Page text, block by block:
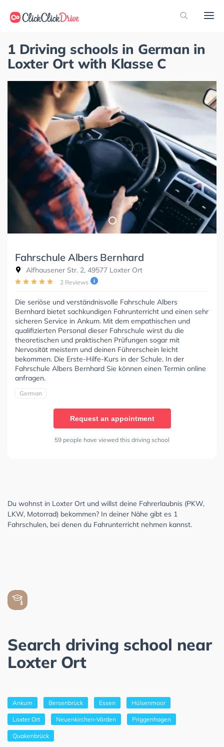
1 Driving schools in German in
Loxter Ort with Klasse C
Fahrschule Albers Bernhard
Alfhausener Str. 2, 49577 Loxter Ort
2 Reviews
Die seriöse und verständnisvolle Fahrschule Albers
Bernhard bietet sachkundigen Fahrunterricht und einen sehr
sicheren Service in Ankum. Mit dem empathischen und
qualifizierten Personal dieser Fahrschule wirst du die
theoretischen und praktischen Prüfungen sogar mit
Nervosität meistern und deinen Führerschein leicht
bekommen. Die Erste-Hilfe-Kurs in der Schule. In der
Fahrschule Albers Bernhard Sie können einen Termin online
anfragen.
German
Request an appointment
59 people have viewed this driving school
Du wohnst in Loxter Ort und willst deine Fahrerlaubnis (PKW,
LKW, Motorrad) bekommen? In deiner Nähe gibt es 1
Fahrschulen, bei denen du Fahrunterricht nehmen kannst.
Search driving school near
Loxter Ort
Ankum Bersenbrück Essen Hülsenmoor
Loxter Ort Neuenkirchen-Vörden Priggenhagen
Quakenbrück